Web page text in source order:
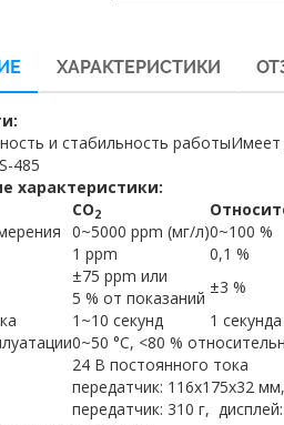
ХАРАКТЕРИСТИКИ
и стабильность
485
характеристики:
СО2
0~5000 ppm (мг/л)0~100 %
1 ppm 0,1 %
±75 ppm или
5 % от показаний
±3 %
1~10 секунд 1 секунда
0~50 °C, <80 %
24 В постоянного тока
передатчик: 116х175х32
передатчик: 310 г,